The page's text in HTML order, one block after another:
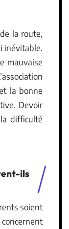
la route,
inévitable.
mauvaise
la bonne
Devoir
difficulté
ils
soient